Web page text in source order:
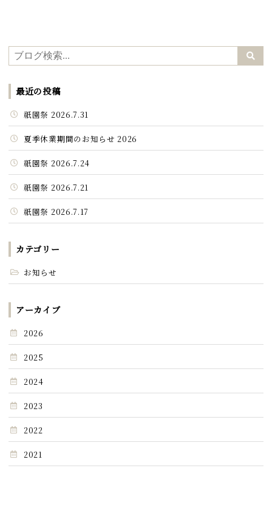
最近の投稿
祇園祭 2026.7.31
夏季休業期間のお知らせ 2026
祇園祭 2026.7.24
祇園祭 2026.7.21
祇園祭 2026.7.17
カテゴリー
お知らせ
アーカイブ
2026
2025
2024
2023
2022
2021